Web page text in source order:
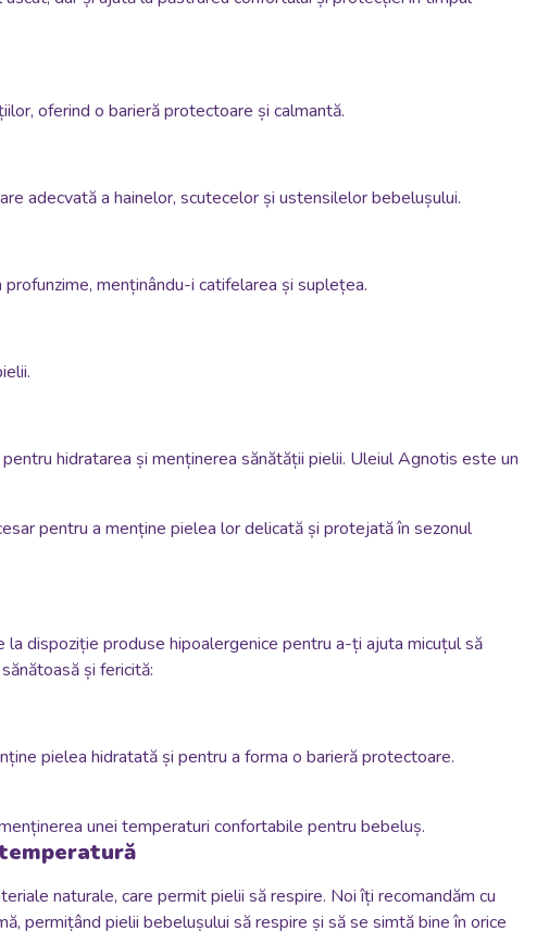
oferind o barieră protectoare și calmantă.
adecvată a hainelor, scutecelor și ustensilelor bebelușului.
menținându-i catifelarea și suplețea.
hidratarea și menținerea sănătății pielii. Uleiul Agnotis este un
pentru a menține pielea lor delicată și protejată în sezonul
dispoziție produse hipoalergenice pentru a-ți ajuta micuțul să
și fericită:
pielea hidratată și pentru a forma o barieră protectoare.
unei temperaturi confortabile pentru bebeluș.
naturale, care permit pielii să respire. Noi îți recomandăm cu
permițând pielii bebelușului să respire și să se simtă bine în orice